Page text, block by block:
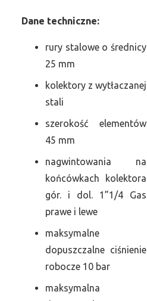
Dane techniczne:
rury stalowe o średnicy
25 mm
kolektory z wytłaczanej
stali
szerokość elementów
45 mm
nagwintowania na
końcówkach kolektora
gór. i dol. 1”1/4 Gas
prawe i lewe
maksymalne
dopuszczalne ciśnienie
robocze 10 bar
maksymalna